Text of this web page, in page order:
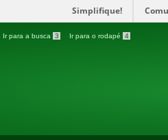
Simplifique!
Ir para a busca 3 Ir para o rodapé 4